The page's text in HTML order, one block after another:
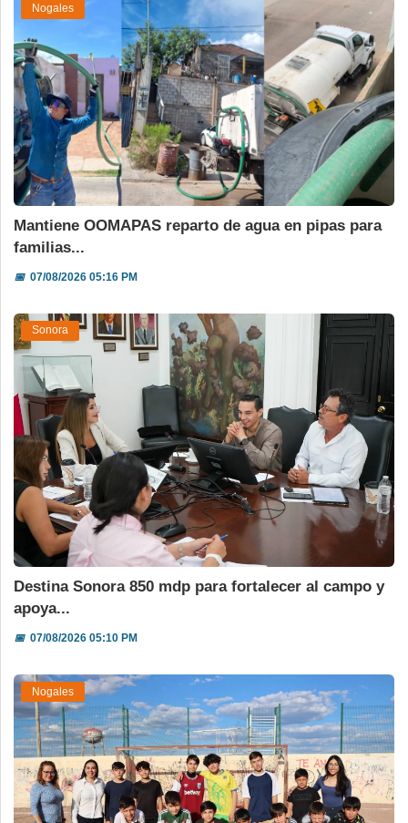
Nogales
Mantiene OOMAPAS reparto de agua en pipas para
familias...
📅07/08/2026 05:16 PM
Sonora
Destina Sonora 850 mdp para fortalecer al campo y
apoya...
📅07/08/2026 05:10 PM
Nogales